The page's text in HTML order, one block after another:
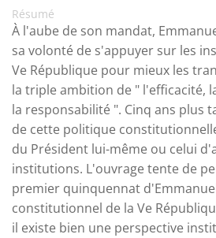
Résumé
À l'aube de son mandat,
sa volonté de s'appuyer sur les
Ve République pour mieux les
la triple ambition de " l'efficacité,
la responsabilité ". Cinq ans plus
de cette politique
du Président lui-même ou celui
institutions. L'ouvrage tente de
premier quinquennat
constitutionnel de la Ve
il existe bien une perspective